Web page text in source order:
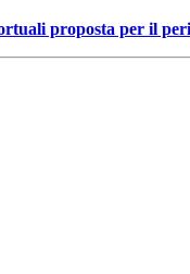
proposta per il